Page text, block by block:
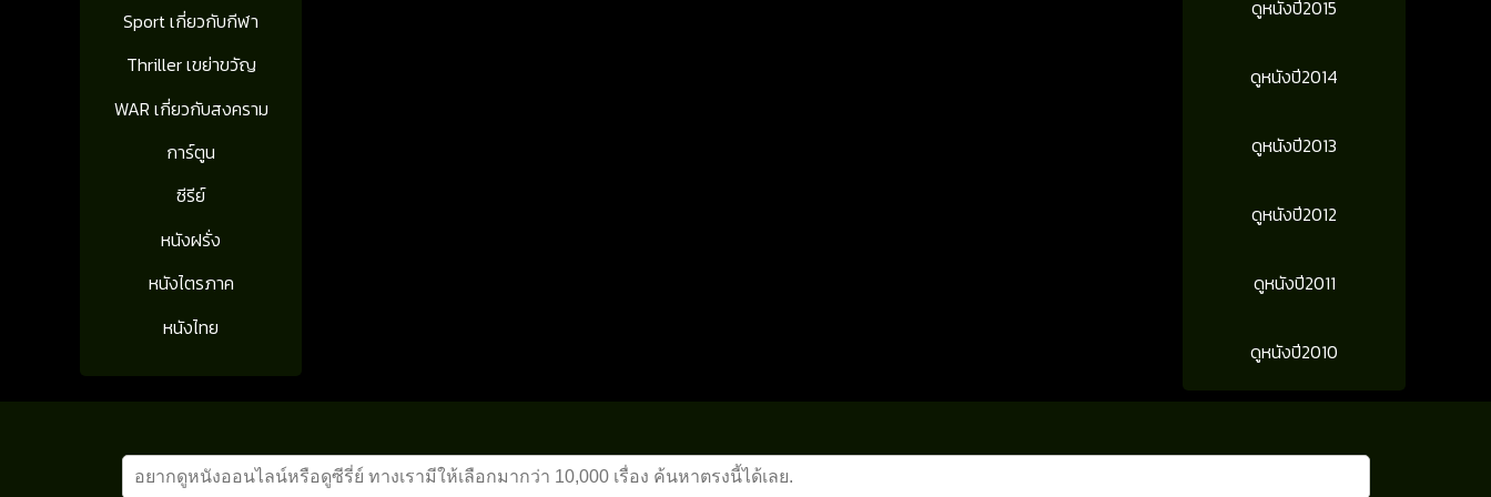
Sport เกี่ยวกับกีฬา
Thriller เขย่าขวัญ
WAR เกี่ยวกับสงคราม
การ์ตูน
ซีรีย์
หนังฝรั่ง
หนังไตรภาค
หนังไทย
ดูหนังปี2015
ดูหนังปี2014
ดูหนังปี2013
ดูหนังปี2012
ดูหนังปี2011
ดูหนังปี2010